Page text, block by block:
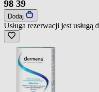
98 39
Dodaj
Usługa rezerwacji jest usługą